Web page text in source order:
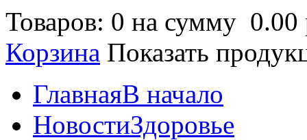
Товаров: 0 на сумму 0.00
Корзина Показать
ГлавнаяВ начало
НовостиЗдоровье